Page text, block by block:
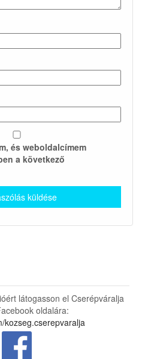
és weboldalcímem
a következő
látogasson el Cserépváralja
oldalára:
kozseg.cserepvaralja